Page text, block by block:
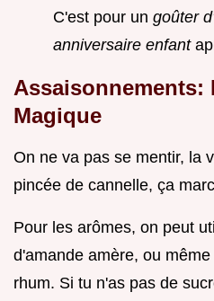
C'est pour un goûter
anniversaire enfant
Assaisonnements:
Magique
On ne va pas se mentir, la
pincée de cannelle, ça
Pour les arômes, on peut
d'amande amère, ou
rhum. Si tu n'as pas de